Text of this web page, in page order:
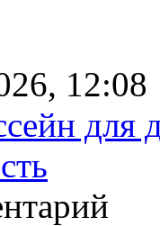
12:08
для